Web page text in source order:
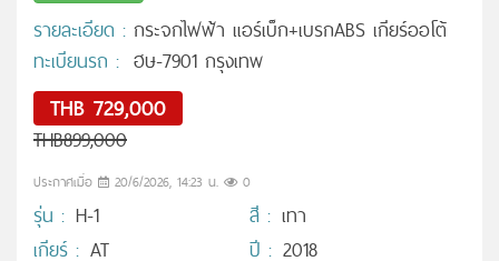
รายละเอียด : กระจกไฟฟ้า แอร์เบ็ก+เบรกABS เกียร์ออโต้
ทะเบียนรถ : ฮษ-7901 กรุงเทพ
THB 729,000
THB899,000
ประกาศเมื่อ 20/6/2026, 14:23 น. 0
รุ่น : H-1 สี : เทา
เกียร์ : AT ปี : 2018